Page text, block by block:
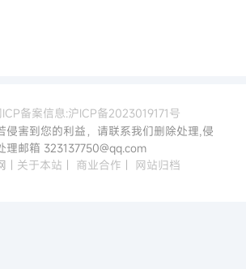
备案信息:沪ICP备2023019171号
侵害到您的利益，请联系我们删除处理,侵
理邮箱 323137750@qq.com
| 关于本站 | 商业合作 | 网站归档